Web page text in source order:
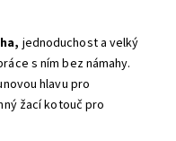
jednoduchost a velký
s ním bez námahy.
hlavu pro
žací kotouč pro